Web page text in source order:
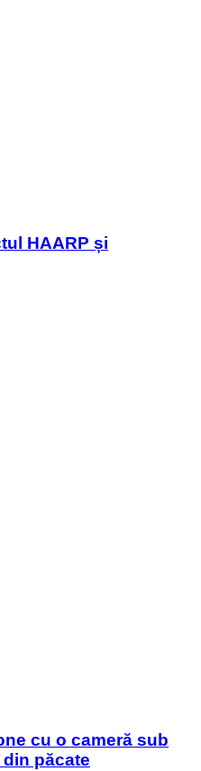
HAARP și
cu o cameră sub
păcate